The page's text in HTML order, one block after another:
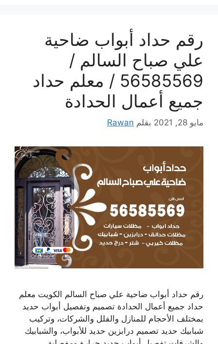
رقم حداد أبواب ضاحية
علي صباح السالم /
56585569 / معلم حداد
جميع أعمال الحدادة
مايو 28, 2021 بقلم Rawan
رقم حداد أبواب ضاحية علي صباح السالم الكويت معلم
حداد جميع أعمال الحدادة تصميم وتفصيل أبواب حديد
بمختلف الأحجام للمنازل والفلل والشركات، وتركيب
شبابيك حديد تصميم درابزين حديد للأبواب، والشبابيك